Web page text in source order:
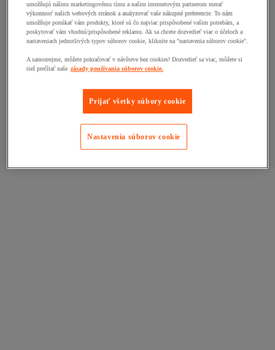
umožňujú nášmu marketingovému tímu a našim internetovým partnerom merať
výkonnosť našich webových stránok a analyzovať vaše nákupné preferencie. To nám
umožňuje ponúkať vám produkty, ktoré sú čo najviac prispôsobené vašim potrebám, a
poskytovať vám vhodnú/prispôsobené reklamu. Ak sa chcete dozvedieť viac o účeloch a
nastaveniach jednotlivých typov súborov cookie, kliknite na "nastavenia súborov cookie".
A samozrejme, môžete pokračovať v návšteve bez cookies! Dozvedieť sa viac, môžete si
tiež prečítať naše zásady používania súborov cookie.
Prijať všetky súbory cookie
Nastavenia súborov cookie